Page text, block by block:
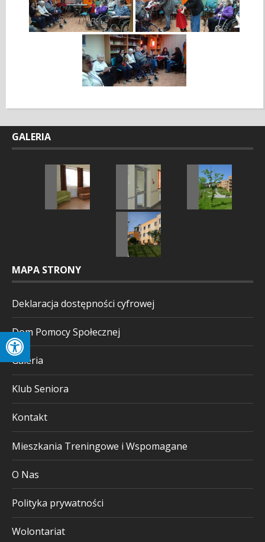
GALERIA
MAPA STRONY
Deklaracja dostępności cyfrowej
Dom Pomocy Społecznej
Galeria
Klub Seniora
Kontakt
Mieszkania Treningowe i Wspomagane
O Nas
Polityka prywatności
Wolontariat